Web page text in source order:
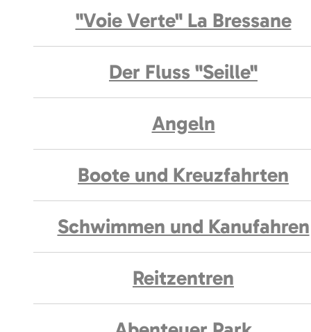
"Voie Verte" La Bressane
Der Fluss "Seille"
Angeln
Boote und Kreuzfahrten
Schwimmen und Kanufahren
Reitzentren